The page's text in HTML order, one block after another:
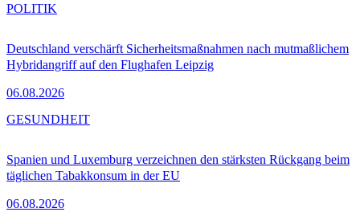
Deutschland verschärft Sicherheitsmaßnahmen nach mutmaßlichem
Hybridangriff auf den Flughafen Leipzig
06.08.2026
POLITIK
Spanien und Luxemburg verzeichnen den stärksten Rückgang beim
täglichen Tabakkonsum in der EU
06.08.2026
GESUNDHEIT